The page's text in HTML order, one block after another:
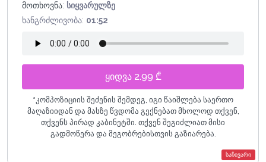
საჩივარი
მოთხოვნა: სიყვარულზე
ხანგრძლივობა: 01:52
ყიდვა 2.99 ₾
*კომპოზიციის შეძენის შემდეგ, იგი წაიშლება საერთო
მაღაზიიდან და მასზე წვდომა გექნებათ მხოლოდ თქვენ,
თქვენს პირად კაბინეტში. თქვენ შეგიძლიათ მისი
გადმოწერა და მეგობრებისთვის გაზიარება.